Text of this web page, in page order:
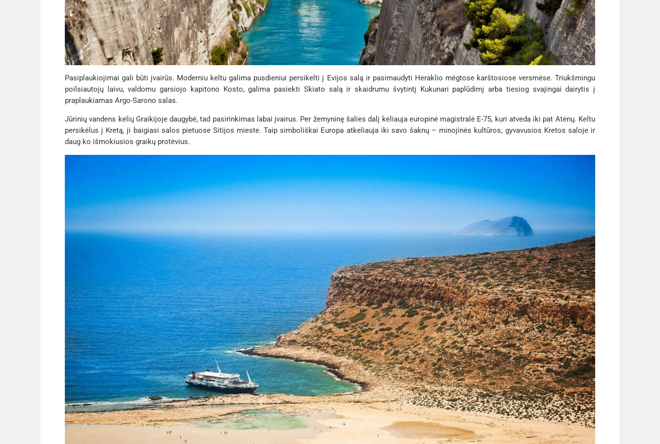
Pasiplaukiojimai gali būti įvairūs. Moderniu keltu galima pusdieniui persikelti į Evijos salą ir pasimaudyti Heraklio mėgtose karštosiose versmėse. Triukšmingu
poilsiautojų laivu, valdomu garsiojo kapitono Kosto, galima pasiekti Skiato salą ir skaidrumu švytintį Kukunari paplūdimį arba tiesiog svajingai dairytis į
praplaukiamas Argo-Sarono salas.
Jūrinių vandens kelių Graikijoje daugybė, tad pasirinkimas labai įvairus. Per žemyninę šalies dalį keliauja europinė magistralė E-75, kuri atveda iki pat Atėnų. Keltu
persikėlus į Kretą, ji baigiasi salos pietuose Sitijos mieste. Taip simboliškai Europa atkeliauja iki savo šaknų – minojinės kultūros, gyvavusios Kretos saloje ir
daug ko išmokiusios graikų protėvius.